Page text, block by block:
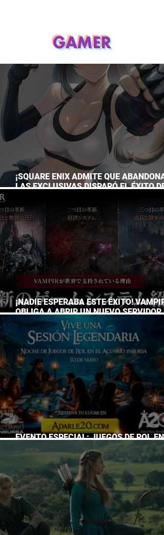
GAMER
¡SQUARE ENIX ADMITE QUE
LAS EXCLUSIVAS DISPARÓ EL ÉXITO DE
¡NADIE ESPERABA ESTE ÉXITO! VAMPIR
OBLIGA A ABRIR UN NUEVO SERVIDOR
JAPÓN A SOLO DOS DÍAS DE SU
LANZAMIENTO
EVENTO ESPECIAL: JUEGOS DE ROL EN